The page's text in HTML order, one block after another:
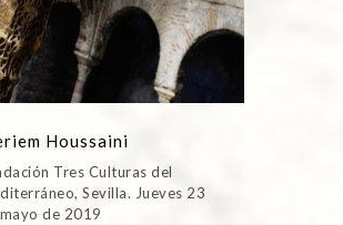
Houssaini
Tres Culturas del
Sevilla. Jueves 23
de 2019